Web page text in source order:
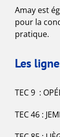
Amay est
pour la
pratique.
Les
TEC 9 :
TEC 46 :